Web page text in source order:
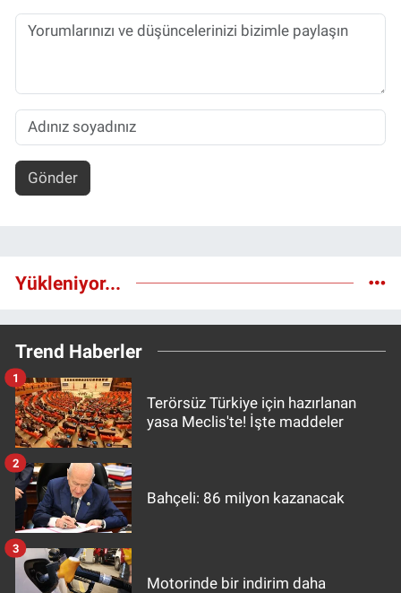
Gönder
Yükleniyor...
Trend Haberler
Terörsüz Türkiye için hazırlanan
yasa Meclis'te! İşte maddeler
1
Bahçeli: 86 milyon kazanacak
2
Motorinde bir indirim daha
3